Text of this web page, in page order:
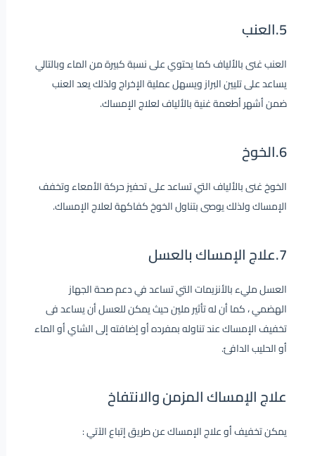
5.العنب
العنب غنى بالألياف كما يحتوي على نسبة كبيرة من الماء وبالتالي
يساعد على تليين البراز ويسهل عملية الإخراج ولذلك يعد العنب
ضمن أشهر أطعمة غنية بالألياف لعلاج الإمساك.
6.الخوخ
الخوخ غنى بالألياف التي تساعد على تحفيز حركة الأمعاء وتخفف
الإمساك ولذلك يوصى بتناول الخوخ كفاكهة لعلاج الإمساك.
7.علاج الإمساك بالعسل
العسل مليء بالأنزيمات التي تساعد في دعم صحة الجهاز
الهضمي ، كما أن له تأثير ملين حيث يمكن للعسل أن يساعد فى
تخفيف الإمساك عند تناوله بمفرده أو إضافته إلى الشاي أو الماء
أو الحليب الدافئ.
علاج الإمساك المزمن والانتفاخ
يمكن تخفيف أو علاج الإمساك عن طريق إتباع الآتي :